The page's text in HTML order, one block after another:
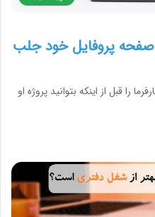
صفحه پروفایل خود جلب
را قبل از اینکه بتوانید پروژه او